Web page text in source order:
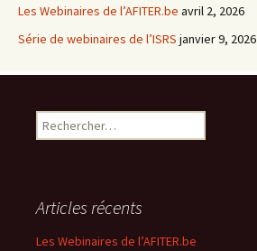
Les Webinaires de l’AFITER.be avril 2, 2026
Série de webinaires de l’ISRS janvier 9, 2026
R
e
r
c
Articles récents
Les Webinaires de l’AFITER.be